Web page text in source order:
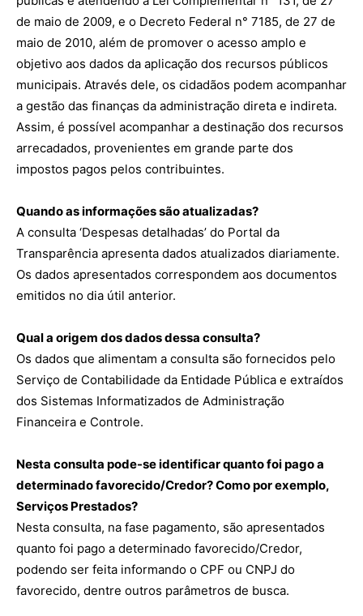
de maio de 2009, e o Decreto Federal n° 7185, de 27 de
maio de 2010, além de promover o acesso amplo e
objetivo aos dados da aplicação dos recursos públicos
municipais. Através dele, os cidadãos podem acompanhar
a gestão das finanças da administração direta e indireta.
Assim, é possível acompanhar a destinação dos recursos
arrecadados, provenientes em grande parte dos
impostos pagos pelos contribuintes.
Quando as informações são atualizadas?
A consulta ‘Despesas detalhadas’ do Portal da
Transparência apresenta dados atualizados diariamente.
Os dados apresentados correspondem aos documentos
emitidos no dia útil anterior.
Qual a origem dos dados dessa consulta?
Os dados que alimentam a consulta são fornecidos pelo
Serviço de Contabilidade da Entidade Pública e extraídos
dos Sistemas Informatizados de Administração
Financeira e Controle.
Nesta consulta pode-se identificar quanto foi pago a
determinado favorecido/Credor? Como por exemplo,
Serviços Prestados?
Nesta consulta, na fase pagamento, são apresentados
quanto foi pago a determinado favorecido/Credor,
podendo ser feita informando o CPF ou CNPJ do
favorecido, dentre outros parâmetros de busca.